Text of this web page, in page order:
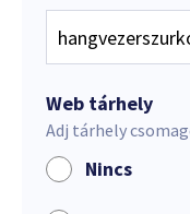
Web tárhely
Adj tárhely
Nincs